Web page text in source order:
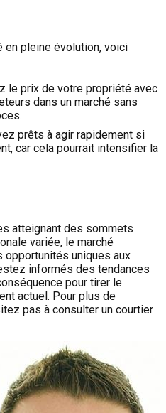
en pleine évolution, voici
le prix de votre propriété avec
dans un marché sans
prêts à agir rapidement si
car cela pourrait intensifier la
atteignant des sommets
variée, le marché
uniques aux
informés des tendances
pour tirer le
actuel. Pour plus de
pas à consulter un courtier